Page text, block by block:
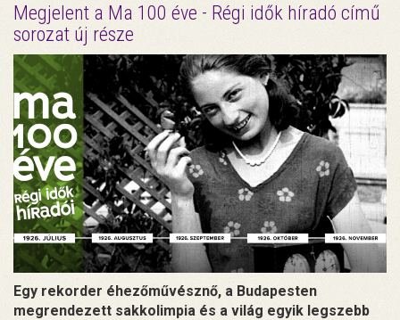
Megjelent a Ma 100 éve - Régi idők híradó című
sorozat új része
Egy rekorder éhezőművésznő, a Budapesten
megrendezett sakkolimpia és a világ egyik legszebb